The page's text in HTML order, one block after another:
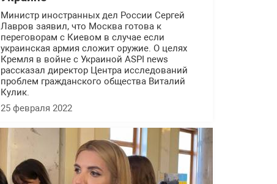
Министр иностранных дел России Сергей
Лавров заявил, что Москва готова к
переговорам с Киевом в случае если
украинская армия сложит оружие. О целях
Кремля в войне с Украиной ASPI news
рассказал директор Центра исследований
проблем гражданского общества Виталий
Кулик.
25 февраля 2022